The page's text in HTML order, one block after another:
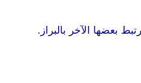
بعضها الآخر بالبراز.